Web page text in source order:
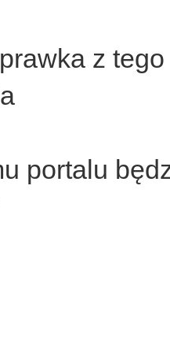
z
portalu